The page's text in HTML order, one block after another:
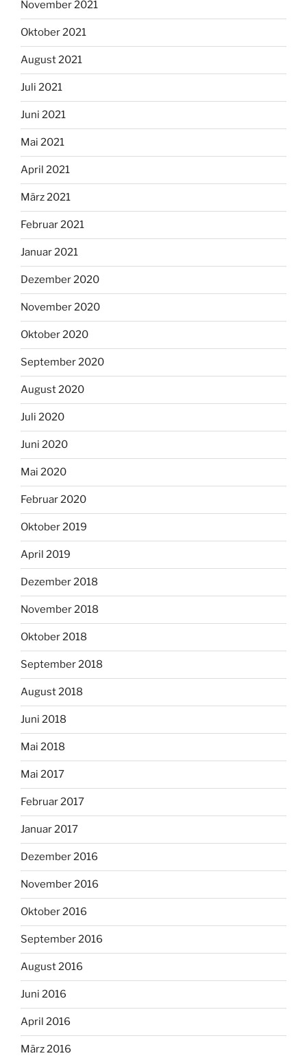
November 2021
Oktober 2021
August 2021
Juli 2021
Juni 2021
Mai 2021
April 2021
März 2021
Februar 2021
Januar 2021
Dezember 2020
November 2020
Oktober 2020
September 2020
August 2020
Juli 2020
Juni 2020
Mai 2020
Februar 2020
Oktober 2019
April 2019
Dezember 2018
November 2018
Oktober 2018
September 2018
August 2018
Juni 2018
Mai 2018
Mai 2017
Februar 2017
Januar 2017
Dezember 2016
November 2016
Oktober 2016
September 2016
August 2016
Juni 2016
April 2016
März 2016